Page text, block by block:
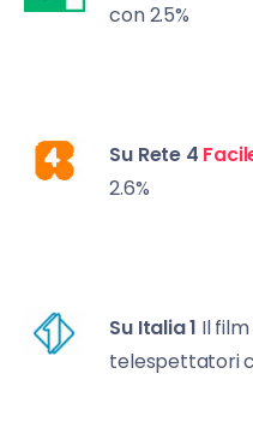
con 2.5%
Su Rete 4
2.6%
Su Italia 1 Il film
telespettatori